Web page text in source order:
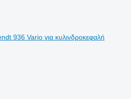
936 Vario για κυλινδροκεφαλή